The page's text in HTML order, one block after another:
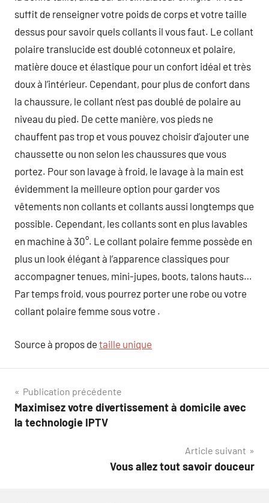
suffit de renseigner votre poids de corps et votre taille
dessus pour savoir quels collants il vous faut. Le collant
polaire translucide est doublé cotonneux et polaire,
matière douce et élastique pour un confort idéal et très
doux à l’intérieur. Cependant, pour plus de confort dans
la chaussure, le collant n’est pas doublé de polaire au
niveau du pied. De cette manière, vos pieds ne
chauffent pas trop et vous pouvez choisir d’ajouter une
chaussette ou non selon les chaussures que vous
portez. Pour son lavage à froid, le lavage à la main est
évidemment la meilleure option pour garder vos
vêtements non collants et collants aussi longtemps que
possible. Cependant, les collants sont en plus lavables
en machine à 30°. Le collant polaire femme possède en
plus un look élégant à l’apparence classiques pour
accompagner tenues, mini-jupes, boots, talons hauts…
Par temps froid, vous pourrez porter une robe ou votre
collant polaire femme sous votre .
Source à propos de taille unique
Navigation
de
Publication précédente
Maximisez votre divertissement à domicile avec
la technologie IPTV
Article suivant
Vous allez tout savoir douceur